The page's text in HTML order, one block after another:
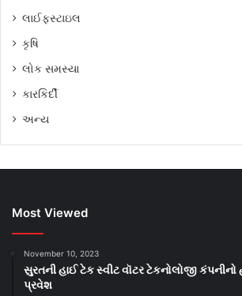
લાઈફસ્ટાઇલ
કૃષિ
લોક સમસ્યા
કારકિર્દી
અન્ય
Most Viewed
November 10, 2023
સુરતની હાઈ ટેક સ્વીટ વૉટર ટેકનોલોજી કંપનીનો
પ્રવેશ